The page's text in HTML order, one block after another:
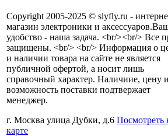
Copyright 2005-2025 © slyfly.ru -
магазин электроники и
удобство - наша задача. <br/><br/> Все
защищены. <br/> <br/> Информация о
и наличии товара на сайте не является
публичной офертой, а носит лишь
справочный характер. Наличиие, цену и
возможность поставки подтвержает
менеджер.
г. Москва улица Дубки, д.6 Посмотреть
карте